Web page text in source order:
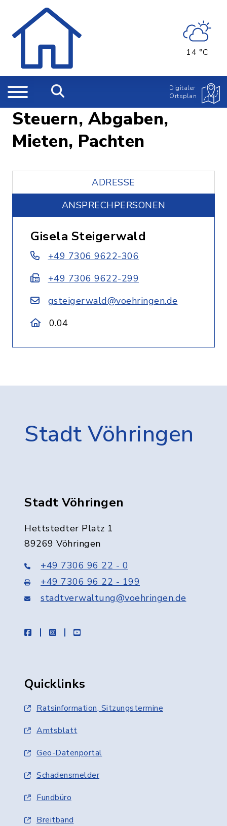
14 °C
Digitaler
Ortsplan
Steuern, Abgaben,
Mieten, Pachten
ADRESSE
ANSPRECHPERSONEN
Gisela Steigerwald
+49 7306 9622-306
+49 7306 9622-299
gsteigerwald@voehringen.de
0.04
Stadt Vöhringen
Stadt Vöhringen
Hettstedter Platz 1
89269 Vöhringen
+49 7306 96 22 - 0
+49 7306 96 22 - 199
stadtverwaltung@voehringen.de
facebookinstagramyoutube
Quicklinks
Ratsinformation, Sitzungstermine
Amtsblatt
Geo-Datenportal
Schadensmelder
Fundbüro
Breitband